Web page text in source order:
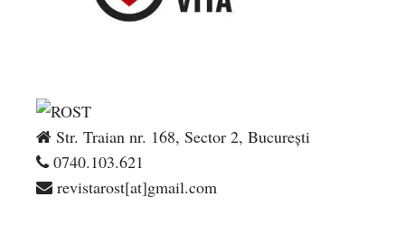
Str. Traian nr. 168, Sector 2, București
0740.103.621
revistarost[at]gmail.com